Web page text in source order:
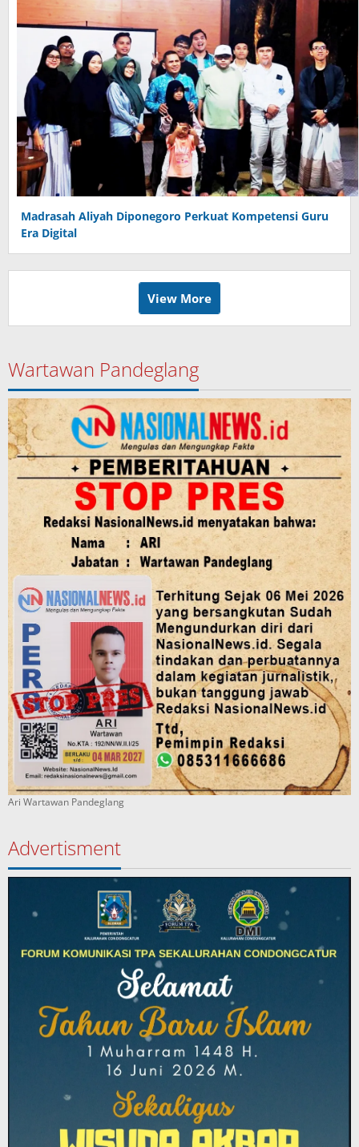
Madrasah Aliyah Diponegoro Perkuat Kompetensi Guru
Era Digital
View More
Wartawan Pandeglang
Ari Wartawan Pandeglang
Advertisment